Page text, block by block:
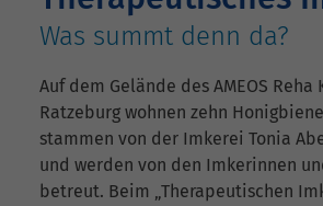
Was summt denn da?
Auf dem Gelände des AMEOS Reha
Ratzeburg wohnen zehn
stammen von der Imkerei Tonia
und werden von den Imkerinnen
betreut. Beim „Therapeutischen